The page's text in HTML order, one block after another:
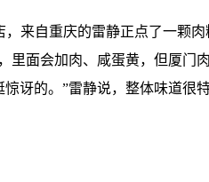
来自重庆的雷静正点了一颗肉
里面会加肉、咸蛋黄，但厦门
讶的。”雷静说，整体味道很